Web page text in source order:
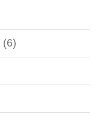
(6)